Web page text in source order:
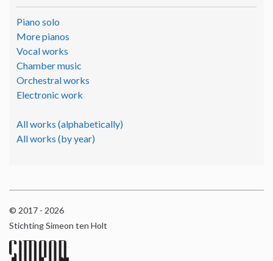
Piano solo
More pianos
Vocal works
Chamber music
Orchestral works
Electronic work
All works (alphabetically)
All works (by year)
© 2017 - 2026
Stichting Simeon ten Holt